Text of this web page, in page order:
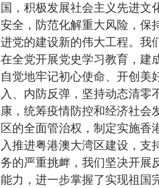
国，积极发展社会主义先进文
安全，防范化解重大风险，保
进党的建设新的伟大工程。我
在全党开展党史学习教育，建
自觉地牢记初心使命、开创美
入、内防反弹，坚持动态清零
康，统筹疫情防控和经济社会
区的全面管治权，制定实施香
入推进粤港澳大湾区建设，支
务的严重挑衅，我们坚决开展
能力，进一步掌握了实现祖国